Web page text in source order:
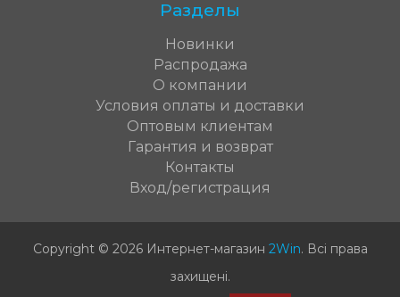
Разделы
Новинки
Распродажа
О компании
Условия оплаты и доставки
Оптовым клиентам
Гарантия и возврат
Контакты
Вход/регистрация
Copyright © 2026 Интернет-магазин 2Win. Всі права
захищені.